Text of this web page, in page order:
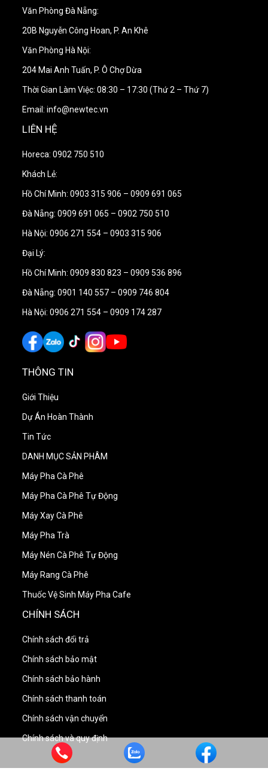
Văn Phòng Đà Nẵng:
20B Nguyễn Công Hoan, P. An Khê
Văn Phòng Hà Nội:
204 Mai Anh Tuấn, P. Ô Chợ Dừa
Thời Gian Làm Việc: 08:30 – 17:30 (Thứ 2 – Thứ 7)
Email: info@newtec.vn
LIÊN HỆ
Horeca: 0902 750 510
Khách Lẻ:
Hồ Chí Minh: 0903 315 906 – 0909 691 065
Đà Nẵng: 0909 691 065 – 0902 750 510
Hà Nội: 0906 271 554 – 0903 315 906
Đại Lý:
Hồ Chí Minh: 0909 830 823 – 0909 536 896
Đà Nẵng: 0901 140 557 – 0909 746 804
Hà Nội: 0906 271 554 – 0909 174 287
THÔNG TIN
Giới Thiệu
Dự Án Hoàn Thành
Tin Tức
DANH MỤC SẢN PHÂM
Máy Pha Cà Phê
Máy Pha Cà Phê Tự Động
Máy Xay Cà Phê
Máy Pha Trà
Máy Nén Cà Phê Tự Động
Máy Rang Cà Phê
Thuốc Vệ Sinh Máy Pha Cafe
CHÍNH SÁCH
Chính sách đổi trả
Chính sách bảo mật
Chính sách bảo hành
Chính sách thanh toán
Chính sách vận chuyển
Chính sách và quy định